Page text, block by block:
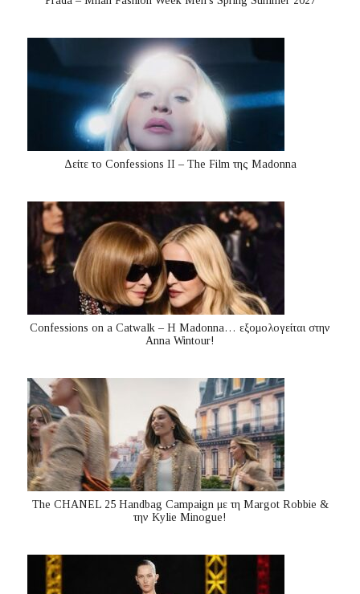
Δείτε το Confessions II – The Film της Madonna
Confessions on a Catwalk – Η Madonna… εξομολογείται στην
Anna Wintour!
The CHANEL 25 Handbag Campaign με τη Margot Robbie &
την Kylie Minogue!